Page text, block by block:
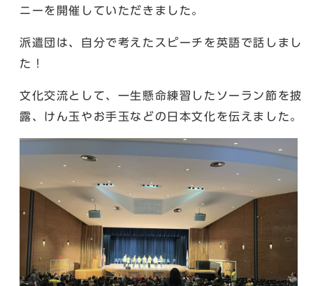
ニーを開催していただきました。
派遣団は、自分で考えたスピーチを英語で話しまし
た！
文化交流として、一生懸命練習したソーラン節を披
露、けん玉やお手玉などの日本文化を伝えました。